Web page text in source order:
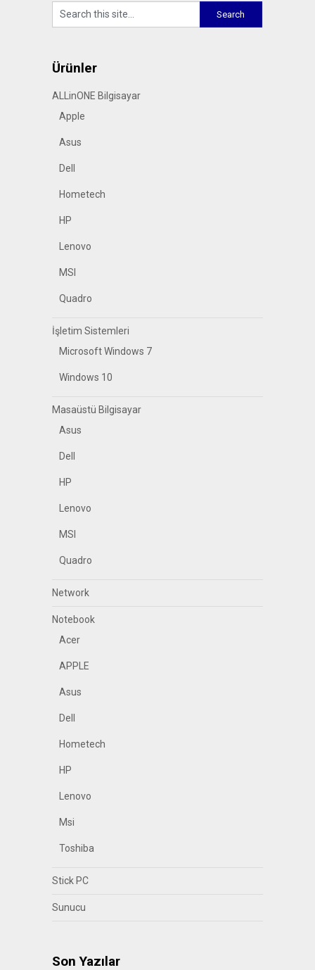
Ürünler
ALLinONE Bilgisayar
Apple
Asus
Dell
Hometech
HP
Lenovo
MSI
Quadro
İşletim Sistemleri
Microsoft Windows 7
Windows 10
Masaüstü Bilgisayar
Asus
Dell
HP
Lenovo
MSI
Quadro
Network
Notebook
Acer
APPLE
Asus
Dell
Hometech
HP
Lenovo
Msi
Toshiba
Stick PC
Sunucu
Son Yazılar